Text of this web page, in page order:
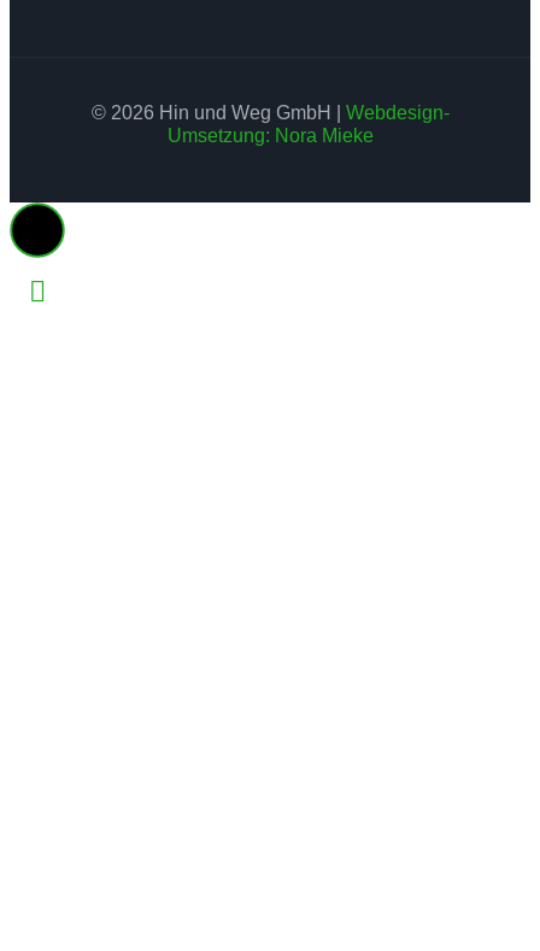
© 2026 Hin und Weg GmbH | Webdesign-
Umsetzung: Nora Mieke